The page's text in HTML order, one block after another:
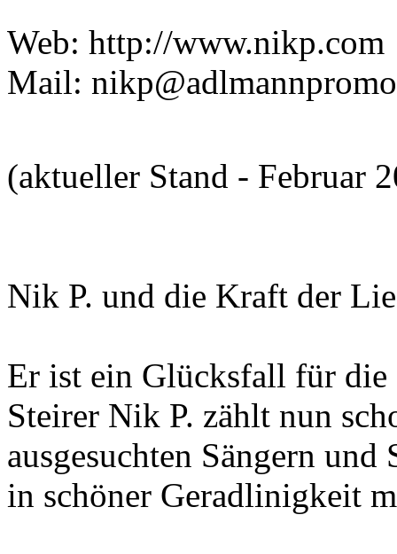
Web: http://
Mail:
(aktueller Stand - Februar
Nik P. und die Kraft der
Er ist ein Glücksfall für die
Steirer Nik P. zählt nun
ausgesuchten Sängern
in schöner Geradlinigkeit